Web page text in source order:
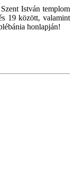
István templom
19 között, valamint
honlapján!